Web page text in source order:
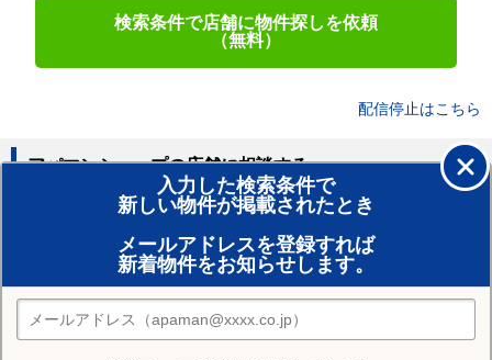
検索条件で店舗に物件探しを依頼
（無料）
配信停止はこちら
入力した検索条件で
新しい物件が掲載されたとき
メールアドレスを登録すれば
新着物件をお知らせします。
アパマンショップの店舗に相談する
賃貸のプロがお部屋探し！
おまかせ物件リクエスト
住みたい街の店舗を探す
店舗検索